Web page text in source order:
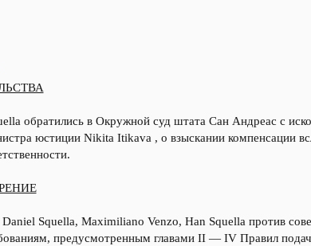
обратились в Окружной суд штата Сан Андреас с
юстиции Nikita Itikava , о взыскании компенсации
Squella, Maximiliano Venzo, Han Squella против
предусмотренным главами II — IV Правил